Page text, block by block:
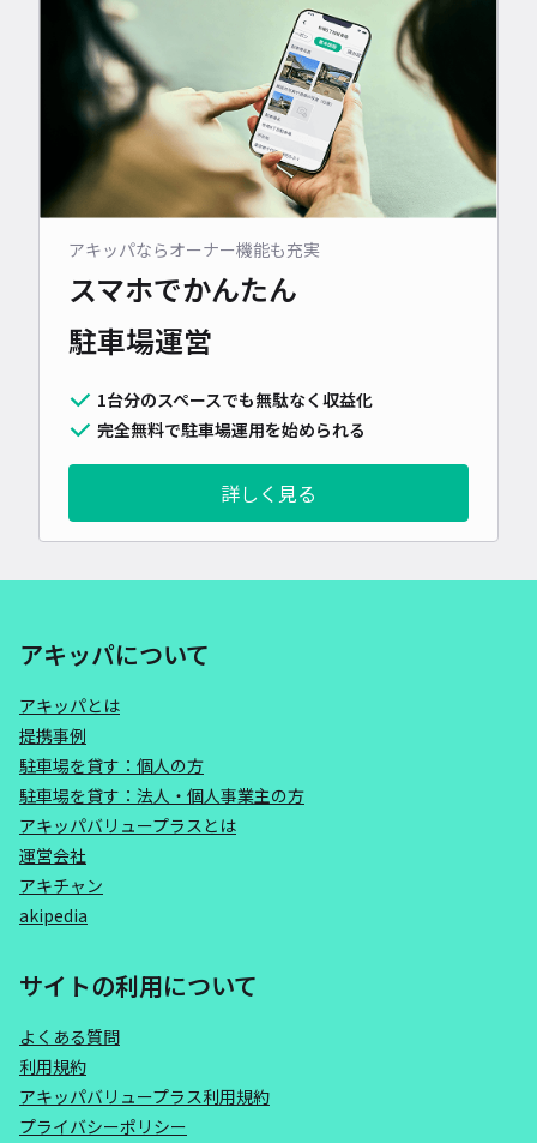
アキッパならオーナー機能も充実
スマホでかんたん
駐車場運営
1台分のスペースでも無駄なく収益化
完全無料で駐車場運用を始められる
詳しく見る
アキッパについて
アキッパとは
提携事例
駐車場を貸す：個人の方
駐車場を貸す：法人・個人事業主の方
アキッパバリュープラスとは
運営会社
アキチャン
akipedia
サイトの利用について
よくある質問
利用規約
アキッパバリュープラス利用規約
プライバシーポリシー